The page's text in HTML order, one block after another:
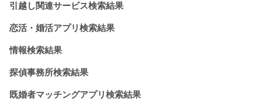
引越し関連サービス検索結果
恋活・婚活アプリ検索結果
情報検索結果
探偵事務所検索結果
既婚者マッチングアプリ検索結果